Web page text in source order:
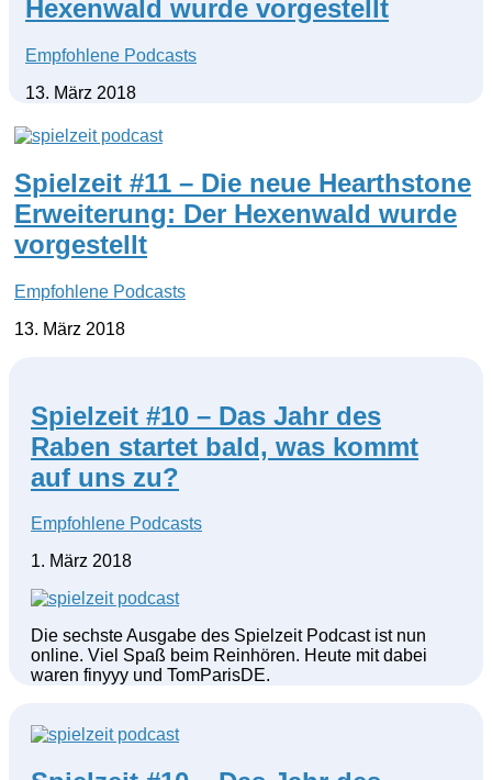
Hexenwald wurde vorgestellt
Empfohlene Podcasts
13. März 2018
Spielzeit #11 – Die neue Hearthstone
Erweiterung: Der Hexenwald wurde
vorgestellt
Empfohlene Podcasts
13. März 2018
Spielzeit #10 – Das Jahr des
Raben startet bald, was kommt
auf uns zu?
Empfohlene Podcasts
1. März 2018
Die sechste Ausgabe des Spielzeit Podcast ist nun
online. Viel Spaß beim Reinhören. Heute mit dabei
waren finyyy und TomParisDE.